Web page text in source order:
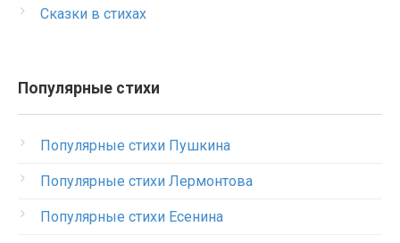
Сказки в стихах
Популярные стихи
Популярные стихи Пушкина
Популярные стихи Лермонтова
Популярные стихи Есенина